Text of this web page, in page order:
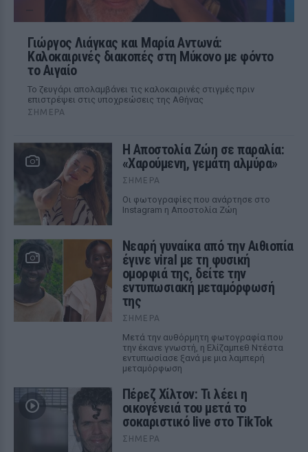
Γιώργος Λιάγκας και Μαρία Αντωνά:
Καλοκαιρινές διακοπές στη Μύκονο με φόντο
το Αιγαίο
Το ζευγάρι απολαμβάνει τις καλοκαιρινές στιγμές πριν
επιστρέψει στις υποχρεώσεις της Αθήνας
ΣΉΜΕΡΑ
Η Αποστολία Ζώη σε παραλία:
«Χαρούμενη, γεμάτη αλμύρα»
ΣΉΜΕΡΑ
Οι φωτογραφίες που ανάρτησε στο
Instagram η Αποστολία Ζώη
Νεαρή γυναίκα από την Αιθιοπία
έγινε viral με τη φυσική
ομορφιά της, δείτε την
εντυπωσιακή μεταμόρφωσή
της
ΣΉΜΕΡΑ
Μετά την αυθόρμητη φωτογραφία που
την έκανε γνωστή, η Ελίζαμπεθ Ντέστα
εντυπωσίασε ξανά με μια λαμπερή
μεταμόρφωση
Πέρεζ Χίλτον: Τι λέει η
οικογένειά του μετά το
σοκαριστικό live στο TikTok
ΣΉΜΕΡΑ